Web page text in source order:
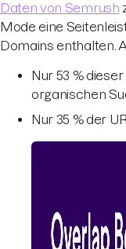
Daten von Semrush
Mode eine
Domains enthalten.
Nur 53 %
organischen
Nur 35 % der